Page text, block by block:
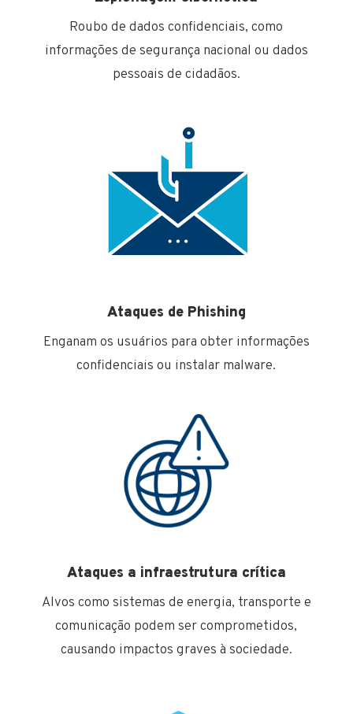
Roubo de dados confidenciais, como
informações de segurança nacional ou dados
pessoais de cidadãos.
Ataques de Phishing
Enganam os usuários para obter informações
confidenciais ou instalar malware.
Ataques a infraestrutura crítica
Alvos como sistemas de energia, transporte e
comunicação podem ser comprometidos,
causando impactos graves à sociedade.